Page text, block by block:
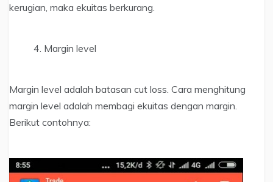
kerugian, maka ekuitas berkurang.
Margin level
Margin level adalah batasan cut loss. Cara menghitung
margin level adalah membagi ekuitas dengan margin.
Berikut contohnya: